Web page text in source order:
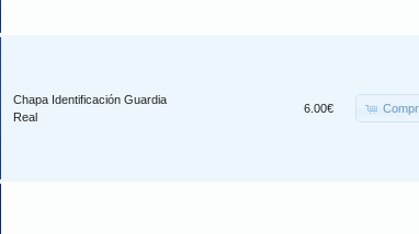
Chapa Identificación Guardia
Real
6.00€